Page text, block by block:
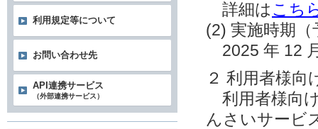
詳細は こち
(2) 実施時期（
2025 年 12
２ 利用者様
利用者様向
んさいサービ
利用規定等について
お問い合わせ先
API連携サービス
（外部連携サービス）